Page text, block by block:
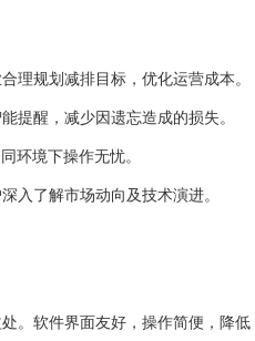
理规划减排目标，优化运营成本。
提醒，减少因遗忘造成的损失。
环境下操作无忧。
入了解市场动向及技术演进。
。软件界面友好，操作简便，降低